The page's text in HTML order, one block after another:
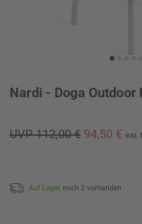
Nardi - Doga Outdoor
UVP 112,00 € 94,50 € inkl.
Auf Lager, noch 2 vorhanden